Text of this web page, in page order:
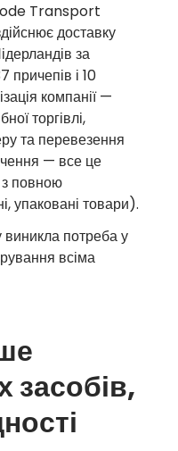
Transport
доставку
за
причепів і 10
компанії —
торгівлі,
та перевезення
— все це
з повною
упаковані товари).
виникла потреба у
всіма
засобів,